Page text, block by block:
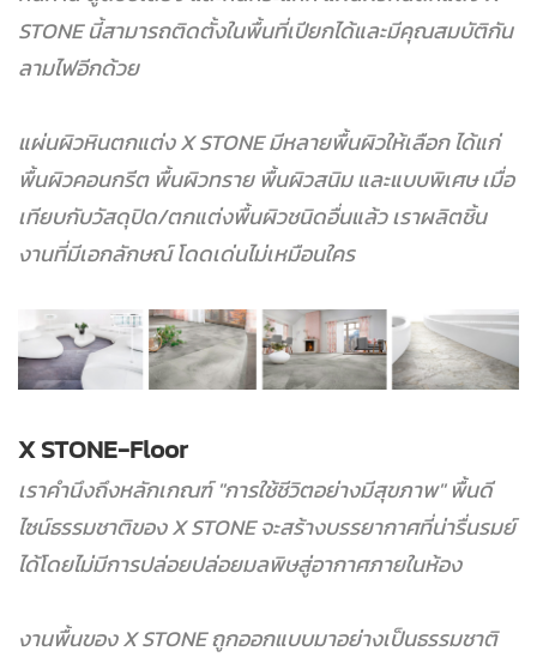
STONE นี้สามารถติดตั้งในพื้นที่เปียกได้และมีคุณสมบัติกัน
ลามไฟอีกด้วย
แผ่นผิวหินตกแต่ง X STONE มีหลายพื้นผิวให้เลือก ได้แก่
พื้นผิวคอนกรีต พื้นผิวทราย พื้นผิวสนิม และแบบพิเศษ เมื่อ
เทียบกับวัสดุปิด/ตกแต่งพื้นผิวชนิดอื่นแล้ว เราผลิตชิ้น
งานที่มีเอกลักษณ์ โดดเด่นไม่เหมือนใคร
X STONE-Floor
เราคำนึงถึงหลักเกณฑ์ "การใช้ชีวิตอย่างมีสุขภาพ" พื้นดี
ไซน์ธรรมชาติของ X STONE จะสร้างบรรยากาศที่น่ารื่นรมย์
ได้โดยไม่มีการปล่อยปล่อยมลพิษสู่อากาศภายในห้อง
งานพื้นของ X STONE ถูกออกแบบมาอย่างเป็นธรรมชาติ